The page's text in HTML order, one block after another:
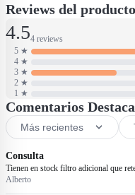
obstáculos a lo largo del suelo y
Navigation Technology 2.0:
WavePath™ 2.0 aprovecha el
cobertura de limpieza. Los
dispositivo identifique con
piscina, ofreciendo la limpieza
línea de flotación de su
limpieza de la piscina con los
Suelo+Pared o Eco (Limpieza
necesidades especificas de su
ahorre tiempo. - Limpieza
minutos cada 48 horas antes
ciclo se repite tres veces para
durante toda la semana.
lista para nadar, no lista para
Reviews del producto
4.54 reviews
5 ★
4 ★
3 ★
2 ★
1 ★
Comentarios
Más recientes
Consulta
Tienen en stock filtro adicional que
Alberto